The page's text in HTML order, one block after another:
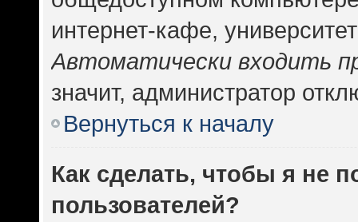
интернет-кафе,
Автоматически входить
значит, администратор
Вернуться к началу
Как сделать, чтобы я не
пользователей?